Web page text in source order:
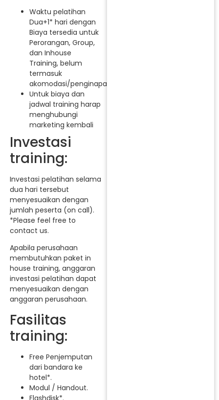
Waktu pelatihan
Dua+1* hari dengan
Biaya tersedia untuk
Perorangan, Group,
dan Inhouse
Training, belum
termasuk
akomodasi/penginapan.
Untuk biaya dan
jadwal training harap
menghubungi
marketing kembali
Investasi
training:
Investasi pelatihan selama
dua hari tersebut
menyesuaikan dengan
jumlah peserta (on call).
*Please feel free to
contact us.
Apabila perusahaan
membutuhkan paket in
house training, anggaran
investasi pelatihan dapat
menyesuaikan dengan
anggaran perusahaan.
Fasilitas
training:
Free Penjemputan
dari bandara ke
hotel*.
Modul / Handout.
Flashdisk*.